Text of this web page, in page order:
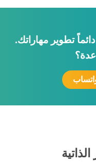
تطوير مهاراتك.